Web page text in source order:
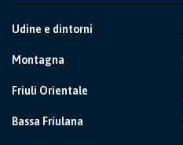
Udine e dintorni
Montagna
Friuli Orientale
Bassa Friulana